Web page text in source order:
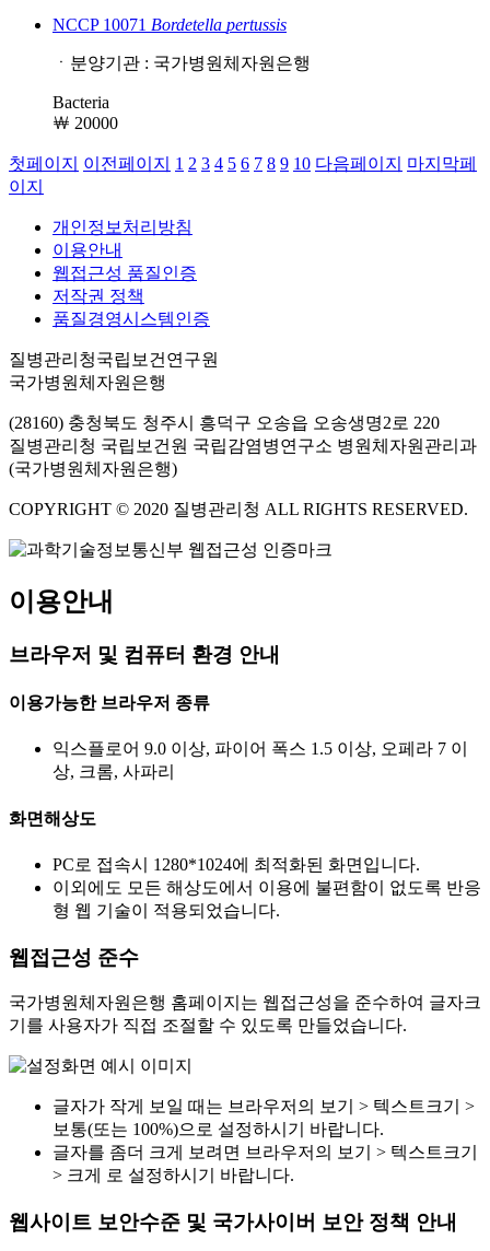
NCCP 10071 Bordetella pertussis
ㆍ분양기관 : 국가병원체자원은행
Bacteria
￦ 20000
첫페이지 이전페이지 1 2 3 4 5 6 7 8 9 10 다음페이지
마지막페
이지
개인정보처리방침
이용안내
웹접근성 품질인증
저작권 정책
품질경영시스템인증
질병관리청국립보건연구원
국가병원체자원은행
(28160) 충청북도 청주시 흥덕구 오송읍 오송생명2로 220
질병관리청 국립보건원 국립감염병연구소 병원체자원관리과
(국가병원체자원은행)
COPYRIGHT © 2020 질병관리청 ALL RIGHTS RESERVED.
이용안내
브라우저 및 컴퓨터 환경 안내
이용가능한 브라우저 종류
익스플로어 9.0 이상, 파이어 폭스 1.5 이상, 오페라 7 이
상, 크롬, 사파리
화면해상도
PC로 접속시 1280*1024에 최적화된 화면입니다.
이외에도 모든 해상도에서 이용에 불편함이 없도록 반응
형 웹 기술이 적용되었습니다.
웹접근성 준수
국가병원체자원은행 홈페이지는 웹접근성을 준수하여 글자크
기를 사용자가 직접 조절할 수 있도록 만들었습니다.
글자가 작게 보일 때는 브라우저의 보기 > 텍스트크기 >
보통(또는 100%)으로 설정하시기 바랍니다.
글자를 좀더 크게 보려면 브라우저의 보기 > 텍스트크기
> 크게 로 설정하시기 바랍니다.
웹사이트 보안수준 및 국가사이버 보안 정책 안내